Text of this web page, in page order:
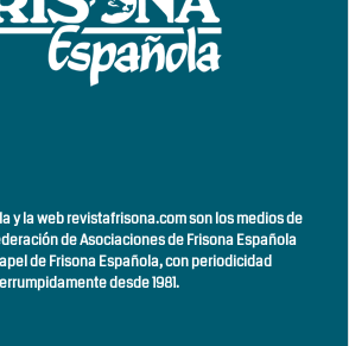
y la web revistafrisona.com son los medios de
de Asociaciones de Frisona Española
de Frisona Española, conperiodicidad
desde 1981.